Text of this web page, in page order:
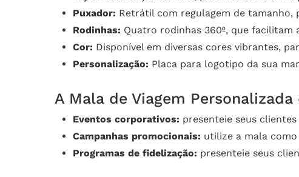
Puxador: Retrátil com regulagem de
Rodinhas: Quatro rodinhas 360º, que
Cor: Disponível em diversas cores vibrantes,
Personalização: Placa para logotipo da sua
A Mala de Viagem
Eventos corporativos: presenteie seus
Campanhas promocionais: utilize a mala
Programas de fidelização: presenteie seus